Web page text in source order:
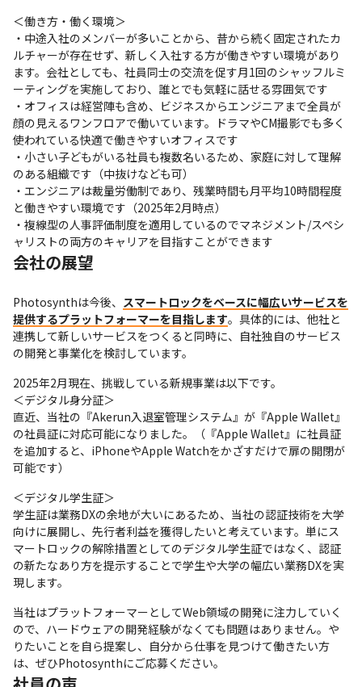
＜働き方・働く環境＞
・中途入社のメンバーが多いことから、昔から続く固定されたカ
ルチャーが存在せず、新しく入社する方が働きやすい環境があり
ます。会社としても、社員同士の交流を促す月1回のシャッフルミ
ーティングを実施しており、誰とでも気軽に話せる雰囲気です
・オフィスは経営陣も含め、ビジネスからエンジニアまで全員が
顔の見えるワンフロアで働いています。ドラマやCM撮影でも多く
使われている快適で働きやすいオフィスです
・小さい子どもがいる社員も複数名いるため、家庭に対して理解
のある組織です（中抜けなども可）
・エンジニアは裁量労働制であり、残業時間も月平均10時間程度
と働きやすい環境です（2025年2月時点）
・複線型の人事評価制度を適用しているのでマネジメント/スペシ
ャリストの両方のキャリアを目指すことができます
会社の展望
Photosynthは今後、 スマートロックをベースに幅広いサービスを
提供するプラットフォーマーを目指します。具体的には、他社と
連携して新しいサービスをつくると同時に、自社独自のサービス
の開発と事業化を検討しています。
2025年2月現在、挑戦している新規事業は以下です。
＜デジタル身分証＞
直近、当社の『Akerun入退室管理システム』が『Apple Wallet』
の社員証に対応可能になりました。（『Apple Wallet』に社員証
を追加すると、iPhoneやApple Watchをかざすだけで扉の開閉が
可能です）
＜デジタル学生証＞
学生証は業務DXの余地が大いにあるため、当社の認証技術を大学
向けに展開し、先行者利益を獲得したいと考えています。単にス
マートロックの解除措置としてのデジタル学生証ではなく、認証
の新たなあり方を提示することで学生や大学の幅広い業務DXを実
現します。
当社はプラットフォーマーとしてWeb領域の開発に注力していく
ので、ハードウェアの開発経験がなくても問題はありません。や
りたいことを自ら提案し、自分から仕事を見つけて働きたい方
は、ぜひPhotosynthにご応募ください。